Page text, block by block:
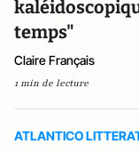
temps"
Claire Français
1 min de lecture
ATLANTICO